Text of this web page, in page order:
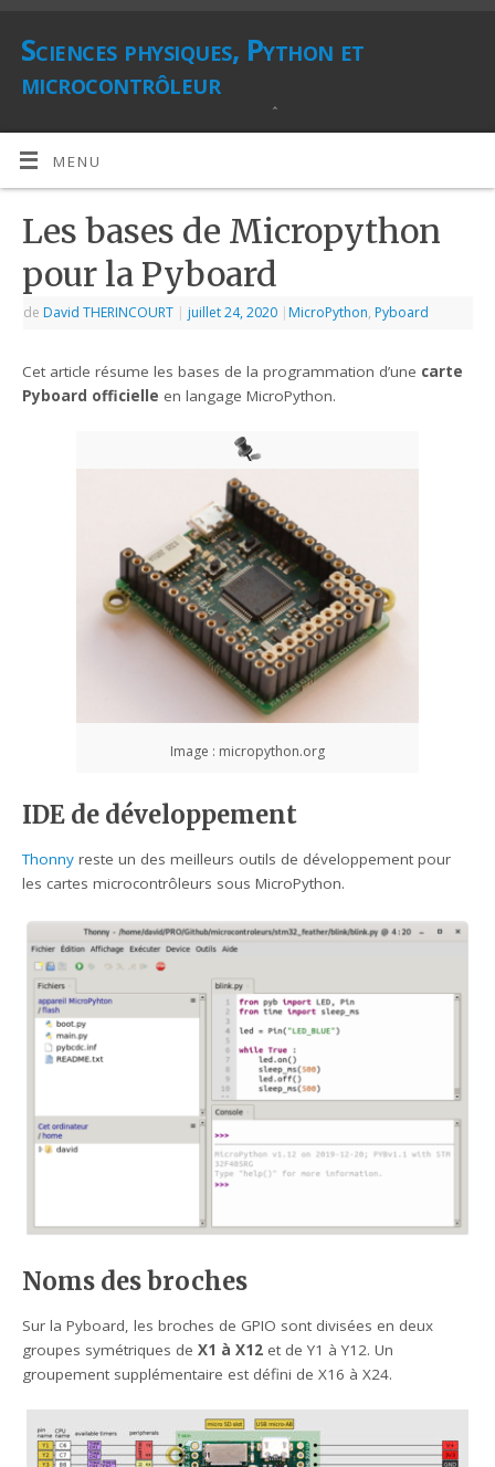
Sciences physiques, Python et
microcontrôleur
LANGAGE PYTHON, MICROCONTRÔLEURS ET CAPTEURS
MENU
Les bases de Micropython
pour la Pyboard
de David THERINCOURT | juillet 24, 2020 | MicroPython, Pyboard
Cet article résume les bases de la programmation d’une carte
Pyboard officielle en langage MicroPython.
Image : micropython.org
IDE de développement
Thonny reste un des meilleurs outils de développement pour
les cartes microcontrôleurs sous MicroPython.
Noms des broches
Sur la Pyboard, les broches de GPIO sont divisées en deux
groupes symétriques deX1 à X12 et de Y1 à Y12. Un
groupement supplémentaire est défini de X16 à X24.